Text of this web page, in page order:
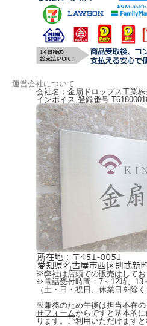
運営会社について
会社名：金扇ドロップス工業
インボイス 登録番号
※弊社は店頭での販売はしてお
※電話受付時間：7～12時、13
（土・日・祝日、休業日を除く
※兼務のため午後は担当不在の
せフォームからですと基本的
ります。ご利用いただけますと